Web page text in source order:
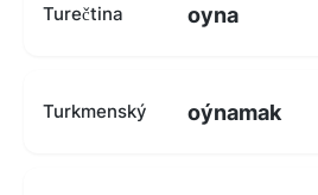
Turečtina oyna
Turkmenský oýnamak